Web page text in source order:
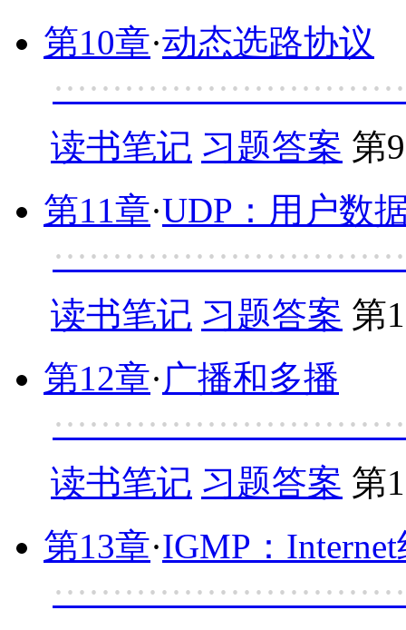
第10章·动态选路协议
读书笔记 习题答案 第
第11章·UDP：用户数
读书笔记 习题答案 第
第12章·广播和多播
读书笔记 习题答案 第
第13章·IGMP：